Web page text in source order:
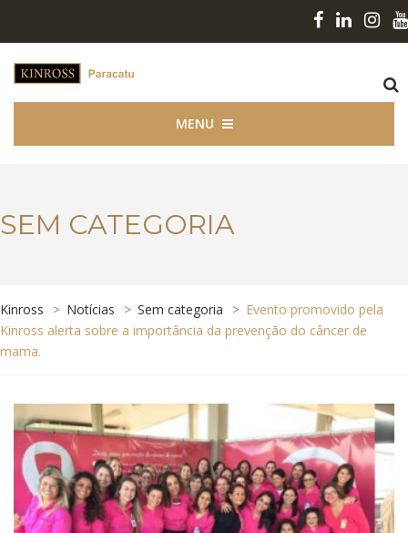
MENU
SEM CATEGORIA
Kinross > Notícias > Sem categoria > Evento promovido pela
Kinross alerta sobre a importância da prevenção do câncer de
mama.